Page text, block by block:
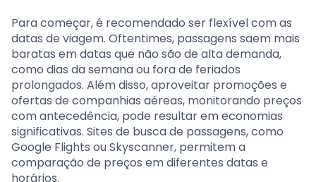
Para começar, é recomendado ser flexível com as
datas de viagem. Oftentimes, passagens saem mais
baratas em datas que não são de alta demanda,
como dias da semana ou fora de feriados
prolongados. Além disso, aproveitar promoções e
ofertas de companhias aéreas, monitorando preços
com antecedência, pode resultar em economias
significativas. Sites de busca de passagens, como
Google Flights ou Skyscanner, permitem a
comparação de preços em diferentes datas e
horários.